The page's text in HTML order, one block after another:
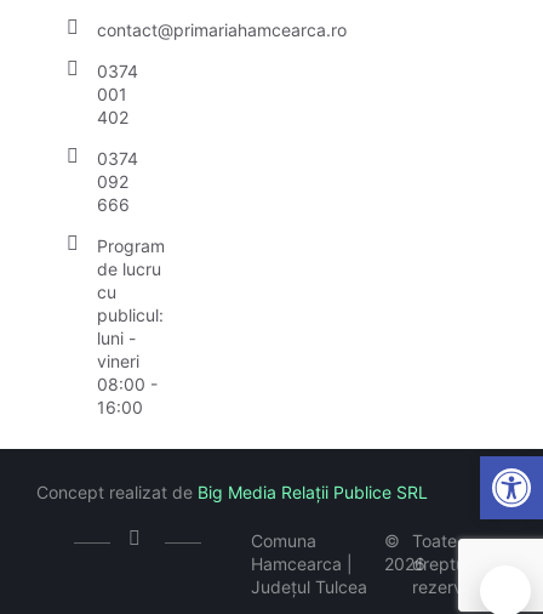
contact@primariahamcearca.ro
0374
001
402
0374
092
666
Program
de lucru
cu
publicul:
luni -
vineri
08:00 -
16:00
Comuna
Hamcearca |
Județul Tulcea
©
2026
Toate
drepturile
rezervate
Concept realizat de Big Media Relații Publice SRL